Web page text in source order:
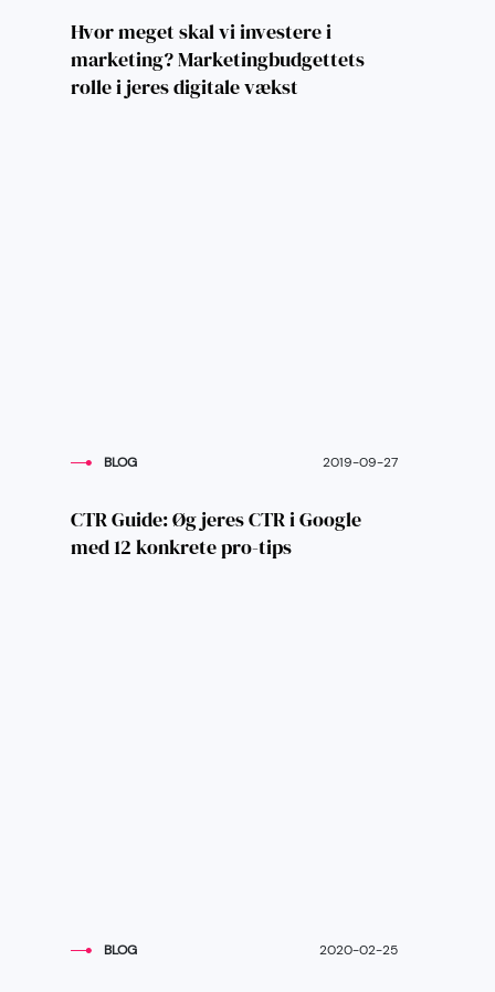
Hvor meget skal vi investere i
marketing? Marketingbudgettets
rolle i jeres digitale vækst
BLOG 2019-09-27
CTR Guide: Øg jeres CTR i Google
med 12 konkrete pro-tips
BLOG 2020-02-25